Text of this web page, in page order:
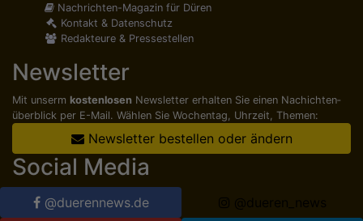
Nachrichten-Magazin für Düren
Kontakt & Datenschutz
Redakteure & Pressestellen
Newsletter
Mit unserm kostenlosen Newsletter erhalten Sie einen Nachichten­
überblick per E-Mail. Wählen Sie Wochentag, Uhrzeit, Themen:
Newsletter bestellen oder ändern
Social Media
@duerennews.de